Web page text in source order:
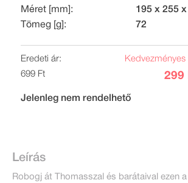
Méret [mm]:
195 x 255 x
Tömeg [g]:
72
Eredeti ár:
699 Ft
Kedvezményes
299
Jelenleg nem rendelhető
Leírás
Robogj át Thomasszal és barátaival ezen